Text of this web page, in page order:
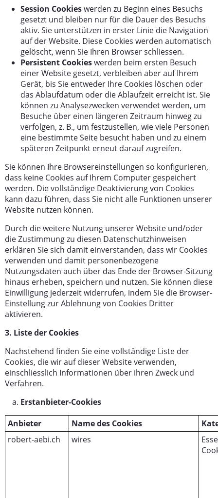
Session Cookieswerden zu Beginn eines Besuchs
gesetzt und bleiben nur für die Dauer des Besuchs
aktiv. Sie unterstützen in erster Linie die Navigation
auf der Website. Diese Cookies werden automatisch
gelöscht, wenn Sie Ihren Browser schliessen.
Persistent Cookieswerden beim ersten Besuch
einer Website gesetzt, verbleiben aber auf Ihrem
Gerät, bis Sie entweder Ihre Cookies löschen oder
das Ablaufdatum oder die Ablaufzeit erreicht ist. Sie
können zu Analysezwecken verwendet werden, um
Besuche über einen längeren Zeitraum hinweg zu
verfolgen, z. B., um festzustellen, wie viele Personen
eine bestimmte Seite besucht haben und zu einem
späteren Zeitpunkt erneut darauf zugreifen.
Sie können Ihre Browsereinstellungen so konfigurieren,
dass keine Cookies auf Ihrem Computer gespeichert
werden. Die vollständige Deaktivierung von Cookies
kann dazu führen, dass Sie nicht alle Funktionen unserer
Website nutzen können.
Durch die weitere Nutzung unserer Website und/oder
die Zustimmung zu diesen Datenschutzhinweisen
erklären Sie sich damit einverstanden, dass wir Cookies
verwenden und damit personenbezogene
Nutzungsdaten auch über das Ende der Browser-Sitzung
hinaus erheben, speichern und nutzen. Sie können diese
Einwilligung jederzeit widerrufen, indem Sie die Browser-
Einstellung zur Ablehnung von Cookies Dritter
aktivieren.
3. Liste der Cookies
Nachstehend finden Sie eine vollständige Liste der
Cookies, die wir auf dieser Website verwenden,
einschliesslich Informationen über ihren Zweck und
Verfahren.
Erstanbieter-Cookies
Anbieter
Name des Cookies
robert-aebi.ch
wires